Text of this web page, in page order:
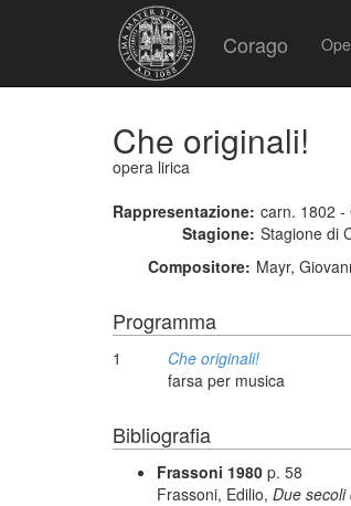
Corago
Che originali!
opera lirica
Rappresentazione: carn. 1802 -
Stagione: Stagione di
Compositore: Mayr,
Programma
1
Che originali!
farsa per musica
Bibliografia
Frassoni 1980 p. 58
Frassoni, Edilio, Due secoli